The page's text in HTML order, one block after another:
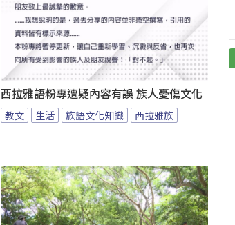
西拉雅語粉專遭疑內容有誤 族人憂傷文化
教文 生活 族語文化知識 西拉雅族